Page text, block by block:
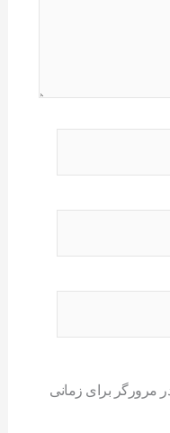
مرورگر برای زمانی